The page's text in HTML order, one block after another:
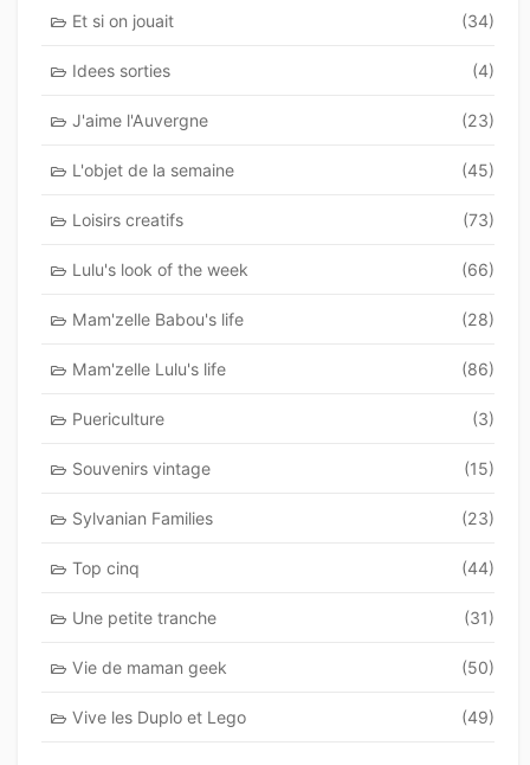
Et si on jouait (34)
Idees sorties (4)
J'aime l'Auvergne (23)
L'objet de la semaine (45)
Loisirs creatifs (73)
Lulu's look of the week (66)
Mam'zelle Babou's life (28)
Mam'zelle Lulu's life (86)
Puericulture (3)
Souvenirs vintage (15)
Sylvanian Families (23)
Top cinq (44)
Une petite tranche (31)
Vie de maman geek (50)
Vive les Duplo et Lego (49)